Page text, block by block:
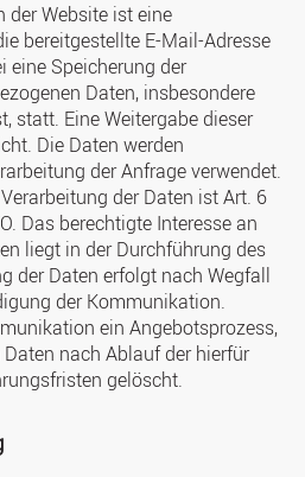
der Website ist eine
bereitgestellte E-Mail-Adresse
eine Speicherung der
Daten, insbesondere
statt. Eine Weitergabe dieser
Die Daten werden
der Anfrage verwendet.
der Daten ist Art. 6
Das berechtigte Interesse an
liegt in der Durchführung des
der Daten erfolgt nach Wegfall
der Kommunikation.
ein Angebotsprozess,
nach Ablauf der hierfür
gelöscht.